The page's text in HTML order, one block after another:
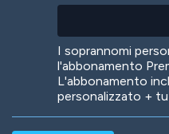
I soprannomi
l'abbonamento
L'abbonamento
personalizzato +